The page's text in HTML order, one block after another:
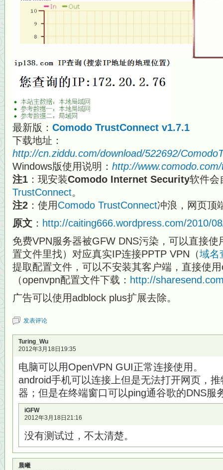
最新版： Comodo TrustConnect v1.7.1
下载地址：
http://cn.ziddu.com/download/522692/
Windows版使用说明： http://
注1 ：现安装Comodo Internet Security软件会
TrustConnect。
注2 ：使用Comodo TrustConnect冲浪，网页顶
原文 ： http://caiting666.wordpress.com/2010/
免费VPN服务器被GFW DNS污染，可以直接
置文件里找）对应真实IP连接PPTP VPN（域名
提取配置文件，可以不安装其客户端，直接使
（openvpn配置文件下载： http://
广告可以使用adblock plus扩展去除。
发表评论
Turing_Wu
2012年3月18日19:35
电脑可以用OpenVPN GUI正常连接使用。
android手机可以连接上但是无法打开网页，
器；但是在终端窗口可以ping通谷歌的DNS服
iGFW
2012年3月18日21:16
没有测试过，不太清楚。
晨曦